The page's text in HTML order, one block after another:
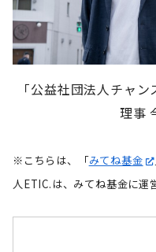
「公益社団法人チャ
理事
※こちらは、「みてね基金
人ETIC.は、みてね基金に運